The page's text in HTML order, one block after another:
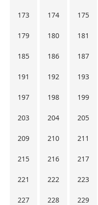
173 174 175
179 180 181
185 186 187
191 192 193
197 198 199
203 204 205
209 210 211
215 216 217
221 222 223
227 228 229